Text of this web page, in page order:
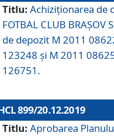
Titlu: Achiziționarea de
FOTBAL CLUB
de depozit M 2011
123248 și M 2011
126751.
899/20.12.2019
Titlu: Aprobarea